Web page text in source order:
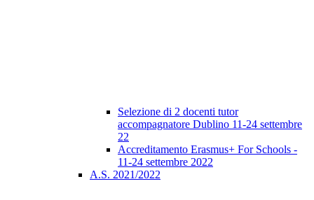
Selezione di 2 docenti tutor
accompagnatore Dublino 11-24 settembre
22
Accreditamento Erasmus+ For Schools -
11-24 settembre 2022
A.S. 2021/2022